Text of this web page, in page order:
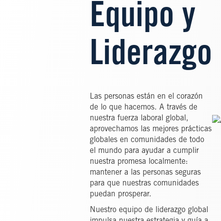
Equipo y
Liderazgo
Las personas están en el corazón
de lo que hacemos. A través de
nuestra fuerza laboral global,
aprovechamos las mejores prácticas
globales en comunidades de todo
el mundo para ayudar a cumplir
nuestra promesa localmente:
mantener a las personas seguras
para que nuestras comunidades
puedan prosperar.
Nuestro equipo de liderazgo global